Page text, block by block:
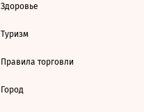
Здоровье
Туризм
Правила торговли
Город